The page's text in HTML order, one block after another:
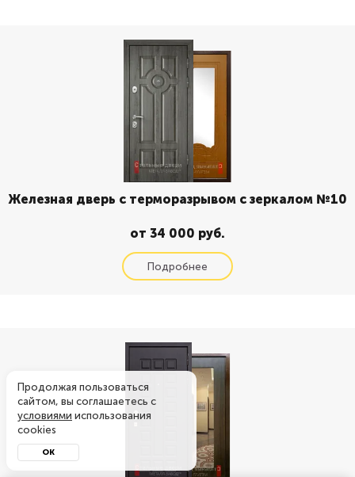
Железная дверь с терморазрывом с зеркалом №10
от 34 000 руб.
Продолжая пользоваться
сайтом, вы соглашаетесь с
условиями использования
cookies
ОК